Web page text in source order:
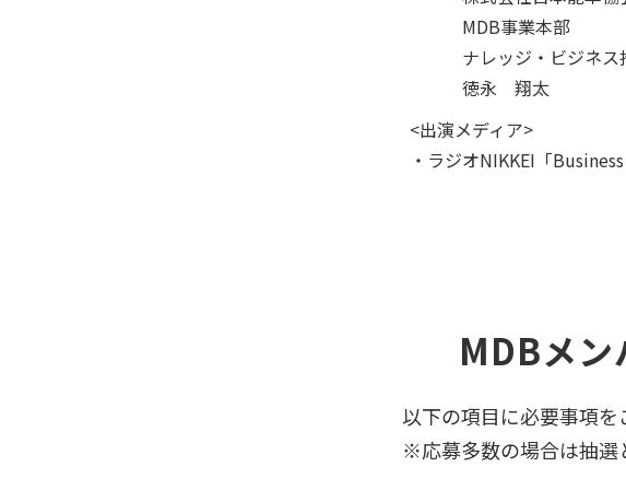
MDB事業本部
ナレッジ・ビジネス
徳永 翔太
<出演メディア>
・ラジオNIKKEI「Business
MDBメ
以下の項目に必要事項をご記入の
※応募多数の場合は抽選とな